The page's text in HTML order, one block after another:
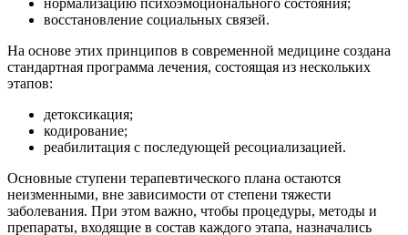
восстановление социальных связей.
На основе этих принципов в современной медицине создана
стандартная программа лечения, состоящая из нескольких
этапов:
детоксикация;
кодирование;
реабилитация с последующей ресоциализацией.
Основные ступени терапевтического плана остаются
неизменными, вне зависимости от степени тяжести
заболевания. При этом важно, чтобы процедуры, методы и
препараты, входящие в состав каждого этапа, назначались